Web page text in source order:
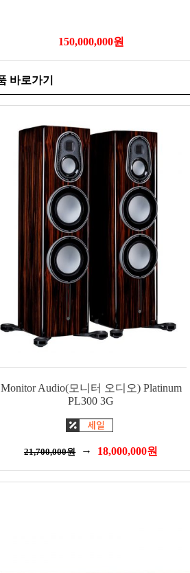
150,000,000원
Monitor Audio(모니터 오디오) Platinum
PL300 3G
21,700,000원 18,000,000원